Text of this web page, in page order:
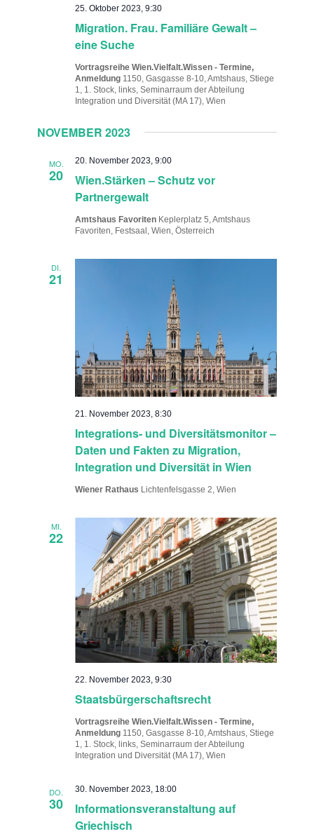
Migration. Frau. Familiäre Gewalt –
eine Suche
25. Oktober 2023, 9:30
Vortragsreihe Wien.Vielfalt.Wissen - Termine,
Anmeldung 1150, Gasgasse 8-10, Amtshaus, Stiege
1, 1. Stock, links, Seminarraum der Abteilung
Integration und Diversität (MA 17), Wien
NOVEMBER 2023
MO.
20
Wien.Stärken – Schutz vor
Partnergewalt
20. November 2023, 9:00
Amtshaus Favoriten Keplerplatz 5, Amtshaus
Favoriten, Festsaal, Wien, Österreich
DI.
21
Integrations- und Diversitätsmonitor –
Daten und Fakten zu Migration,
Integration und Diversität in Wien
21. November 2023, 8:30
Wiener Rathaus Lichtenfelsgasse 2, Wien
MI.
22
Staatsbürgerschaftsrecht
22. November 2023, 9:30
Vortragsreihe Wien.Vielfalt.Wissen - Termine,
Anmeldung 1150, Gasgasse 8-10, Amtshaus, Stiege
1, 1. Stock, links, Seminarraum der Abteilung
Integration und Diversität (MA 17), Wien
DO.
30
Informationsveranstaltung auf
Griechisch
30. November 2023, 18:00